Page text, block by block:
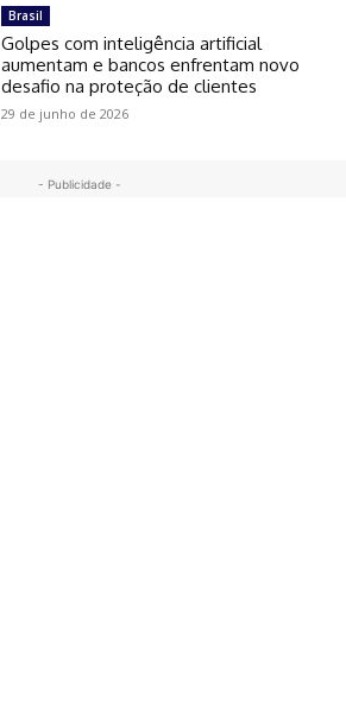
Brasil
Golpes com inteligência artificial
aumentam e bancos enfrentam novo
desafio na proteção de clientes
29 de junho de 2026
- Publicidade -